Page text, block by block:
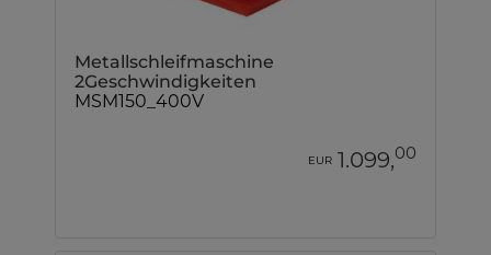
Metallschleifmaschine
2Geschwindigkeiten
MSM150_400V
EUR 1.099,00